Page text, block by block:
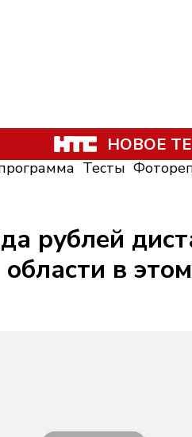
НОВОЕ
Тесты
рублей
в